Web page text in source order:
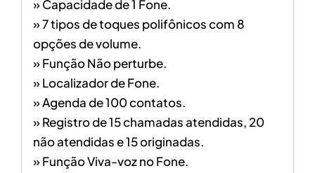
» Capacidade de 1 Fone.
» 7 tipos de toques polifônicos com 8
opções de volume.
» Função Não perturbe.
» Localizador de Fone.
» Agenda de 100 contatos.
» Registro de 15 chamadas atendidas, 20
não atendidas e 15 originadas.
» Função Viva-voz no Fone.